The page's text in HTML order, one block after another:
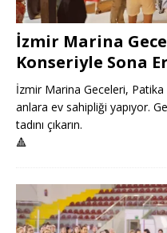
İzmir Marina
Konseriyle Sona
İzmir Marina Geceleri,
anlara ev sahipliği yapıyor.
tadını çıkarın.
🔺